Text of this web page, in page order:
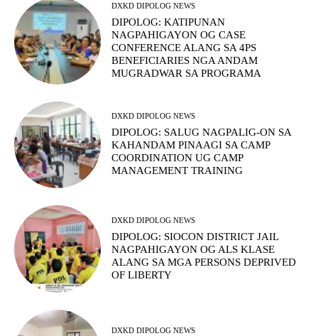
DXKD DIPOLOG NEWS
DIPOLOG: KATIPUNAN
NAGPAHIGAYON OG CASE
CONFERENCE ALANG SA 4PS
BENEFICIARIES NGA ANDAM
MUGRADWAR SA PROGRAMA
DXKD DIPOLOG NEWS
DIPOLOG: SALUG NAGPALIG-ON SA
KAHANDAM PINAAGI SA CAMP
COORDINATION UG CAMP
MANAGEMENT TRAINING
DXKD DIPOLOG NEWS
DIPOLOG: SIOCON DISTRICT JAIL
NAGPAHIGAYON OG ALS KLASE
ALANG SA MGA PERSONS DEPRIVED
OF LIBERTY
DXKD DIPOLOG NEWS